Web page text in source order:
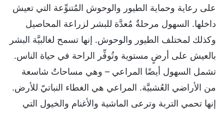
على رعاية وحماية الطيور والوحوش المُتنوِّعة التي تعيش
داخلها. السهول مرحلةٌ مُعدَّة للبشر لزراعة المحاصيل
وكذلك لمختلف الطيور والوحوش. إنها تسمح لغالبيَّة البشر
بالعيش على أرضٍ مستوية وتُوفِّر الراحة في حياة الناس.
تشمل السهول أيضًا المراعي – وهي مساحاتٌ شاسعة
من الأراضي العُشبيَّة. المراعي هي الغطاء النباتيّ للأرض.
إنها تحمي التربة وترعى الماشية والأغنام والخيول التي